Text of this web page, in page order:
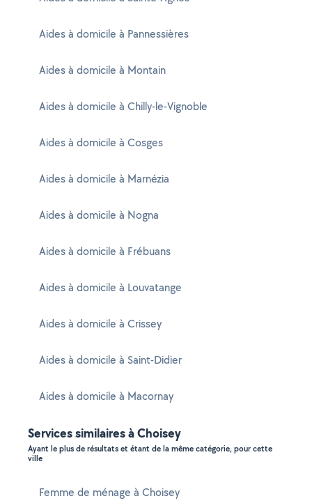
Aides à domicile à Pannessières
Aides à domicile à Montain
Aides à domicile à Chilly-le-Vignoble
Aides à domicile à Cosges
Aides à domicile à Marnézia
Aides à domicile à Nogna
Aides à domicile à Frébuans
Aides à domicile à Louvatange
Aides à domicile à Crissey
Aides à domicile à Saint-Didier
Aides à domicile à Macornay
Services similaires à Choisey
Ayant le plus de résultats et étant de la même catégorie, pour cette
ville
Femme de ménage à Choisey